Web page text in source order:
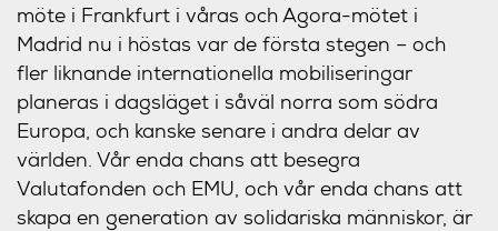
möte i Frankfurt i våras och Agora-mötet i
Madrid nu i höstas var de första stegen – och
fler liknande internationella mobiliseringar
planeras i dagsläget i såväl norra som södra
Europa, och kanske senare i andra delar av
världen. Vår enda chans att besegra
Valutafonden och EMU, och vår enda chans att
skapa en generation av solidariska människor, är